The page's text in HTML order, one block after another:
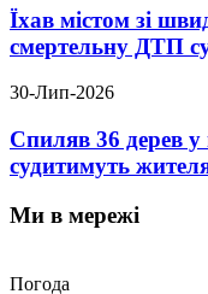
Їхав містом зі
смертельну ДТП
30-Лип-2026
Спиляв 36 дерев у
судитимуть
Ми в мережі
Погода